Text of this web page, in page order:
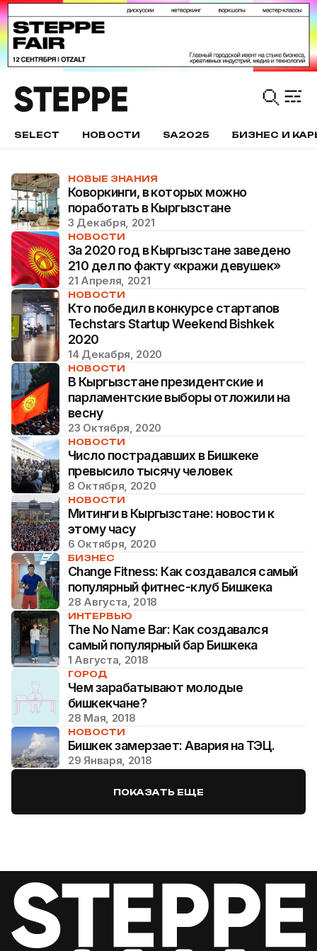
SELECT НОВОСТИ SA2025 БИЗНЕС И
НОВЫЕ ЗНАНИЯ
Коворкинги, в которых можно
поработать в Кыргызстане
3 Декабря, 2021
НОВОСТИ
За 2020 год в Кыргызстане заведено
210 дел по факту «кражи девушек»
21 Апреля, 2021
НОВОСТИ
Кто победил в конкурсе стартапов
Techstars Startup Weekend Bishkek
2020
14 Декабря, 2020
НОВОСТИ
В Кыргызстане президентские и
парламентские выборы отложили на
весну
23 Октября, 2020
НОВОСТИ
Число пострадавших в Бишкеке
превысило тысячу человек
8 Октября, 2020
НОВОСТИ
Митинги в Кыргызстане: новости к
этому часу
6 Октября, 2020
БИЗНЕС
Change Fitness: Как создавался самый
популярный фитнес-клуб Бишкека
28 Августа, 2018
ИНТЕРВЬЮ
The No Name Bar: Как создавался
самый популярный бар Бишкека
1 Августа, 2018
ГОРОД
Чем зарабатывают молодые
бишкекчане?
28 Мая, 2018
НОВОСТИ
Бишкек замерзает: Авария на ТЭЦ.
29 Января, 2018
ПОКАЗАТЬ ЕЩЕ